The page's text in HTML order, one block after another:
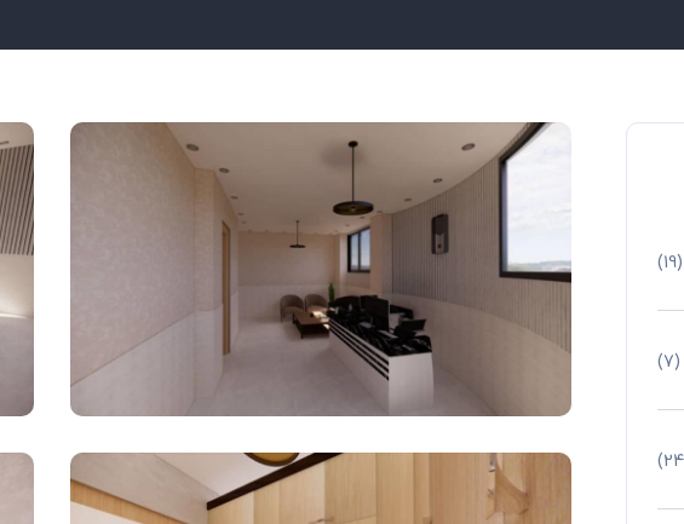
(19)
(7)